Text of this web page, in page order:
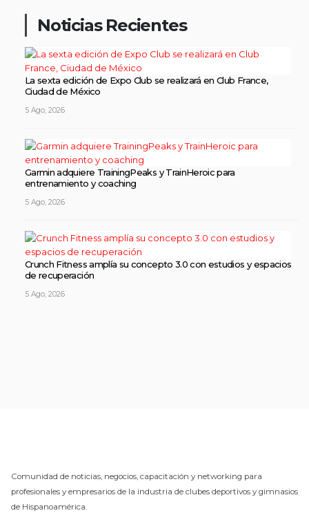
Noticias Recientes
La sexta edición de Expo Club se realizará en Club France,
Ciudad de México
5 Ago, 2026
Garmin adquiere TrainingPeaks y TrainHeroic para
entrenamiento y coaching
5 Ago, 2026
Crunch Fitness amplía su concepto 3.0 con estudios y espacios
de recuperación
5 Ago, 2026
Comunidad de noticias, negocios, capacitación y networking para
profesionales y empresarios de la industria de clubes deportivos y gimnasios
de Hispanoamérica.